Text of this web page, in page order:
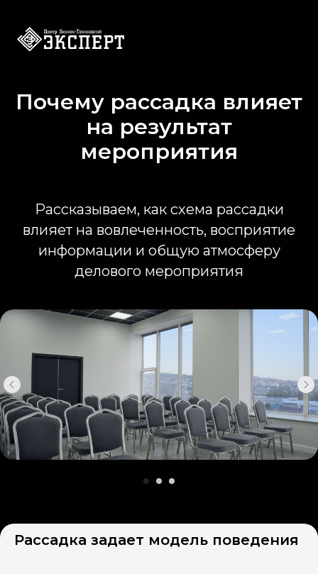
Почему рассадка влияет
на результат
мероприятия
Рассказываем, как схема рассадки
влияет на вовлеченность, восприятие
информации и общую атмосферу
делового мероприятия
Рассадка задает модель поведения